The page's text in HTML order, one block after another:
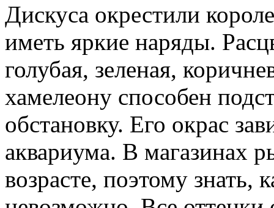
Дискуса окрестили
иметь яркие наряды.
голубая, зеленая,
хамелеону способен
обстановку. Его окрас
аквариума. В магазинах
возрасте, поэтому знать,